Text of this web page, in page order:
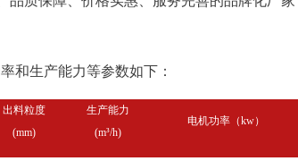
和生产能力等参数如下：
出料粒度
(mm)
生产能力
(m³/h)
电机功率（kw）